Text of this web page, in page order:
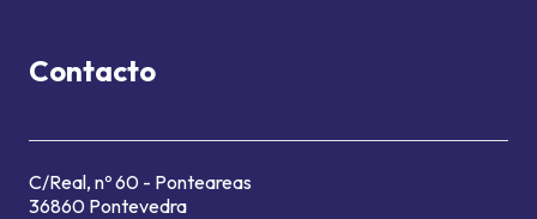
Contacto
C/Real, nº 60 - Ponteareas
36860 Pontevedra